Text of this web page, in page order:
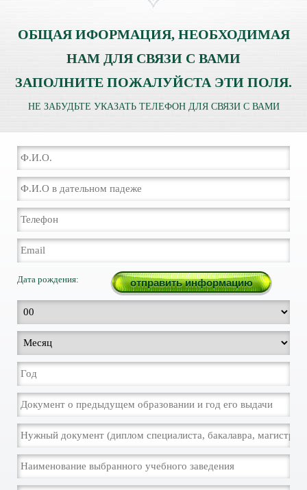
ОБЩАЯ ИФОРМАЦИЯ, НЕОБХОДИМАЯ
НАМ ДЛЯ СВЯЗИ С ВАМИ
ЗАПОЛНИТЕ ПОЖАЛУЙСТА ЭТИ ПОЛЯ.
НЕ ЗАБУДЬТЕ УКАЗАТЬ ТЕЛЕФОН ДЛЯ СВЯЗИ С ВАМИ
Дата рождения: